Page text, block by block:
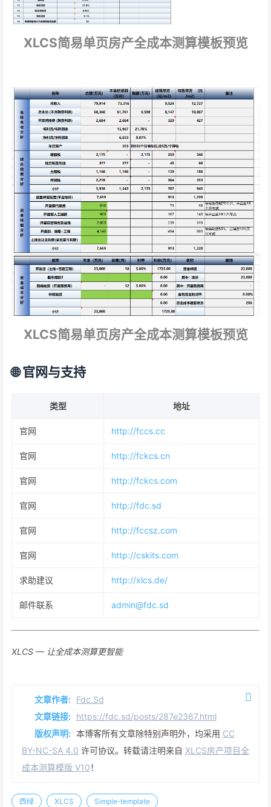
XLCS简易单页房产全成本测算模板预览
XLCS简易单页房产全成本测算模板预览
🌐 官网与支持
类型 地址
官网 http://fccs.cc
官网 http://fckcs.cn
官网 http://fckcs.com
官网 http://fdc.sd
官网 http://fccsz.com
官网 http://cskits.com
求助建议 http://xlcs.de/
邮件联系 admin@fdc.sd
XLCS — 让全成本测算更智能
文章作者: Fdc.Sd
文章链接: https://fdc.sd/posts/287e2367.html
版权声明: 本博客所有文章除特别声明外，均采用 CC
BY-NC-SA 4.0 许可协议。转载请注明来自 XLCS房产项目全
成本测算模版 V10！
西绿 XLCS Simple-template